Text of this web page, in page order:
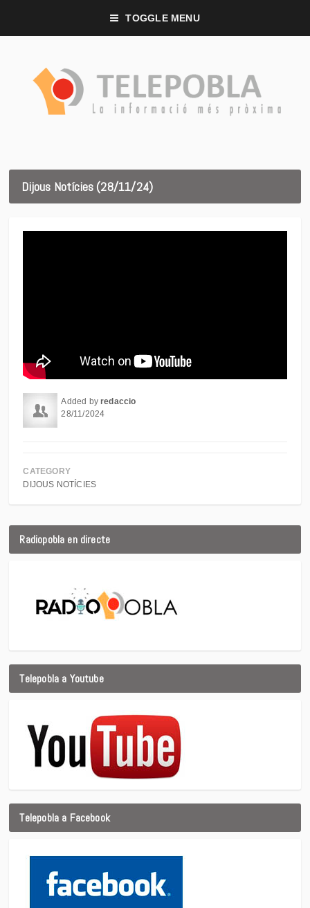
TOGGLE MENU
Dijous Notícies (28/11/24)
Added byredaccio
28/11/2024
CATEGORY
DIJOUS NOTÍCIES
Radiopobla en directe
Telepobla a Youtube
Telepobla a Facebook